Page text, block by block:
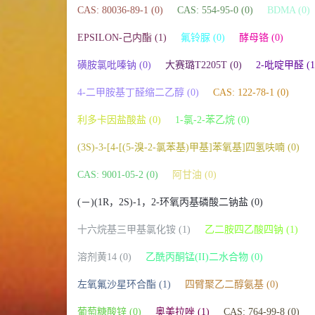
CAS: 80036-89-1 (0) CAS: 554-95-0 (0) BDMA (0)
EPSILON-己内酯 (1) 氟铃脲 (0) 酵母铬 (0)
磺胺氯吡嗪钠 (0) 大赛璐T2205T (0) 2-吡啶甲醛
4-二甲胺基丁醛缩二乙醇 (0) CAS: 122-78-1 (0)
利多卡因盐酸盐 (0) 1-氯-2-苯乙烷 (0)
(3S)-3-[4-[(5-溴-2-氯苯基)甲基]苯氧基]四氢呋喃 (0)
CAS: 9001-05-2 (0) 阿甘油 (0)
(－)(1R，2S)-1，2-环氧丙基磷酸二钠盐 (0)
十六烷基三甲基氯化铵 (1) 乙二胺四乙酸四钠 (1)
溶剂黄14 (0) 乙酰丙酮锰(II)二水合物 (0)
左氧氟沙星环合酯 (1) 四臂聚乙二醇氨基 (0)
葡萄糖酸锌 (0) 奥美拉唑 (1) CAS: 764-99-8 (0)